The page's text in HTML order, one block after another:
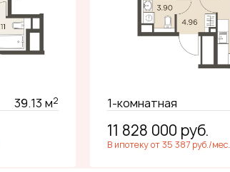
39.13 м2 1-комнатная
11 828 000 руб.
В ипотеку от 35 387 руб./мес.